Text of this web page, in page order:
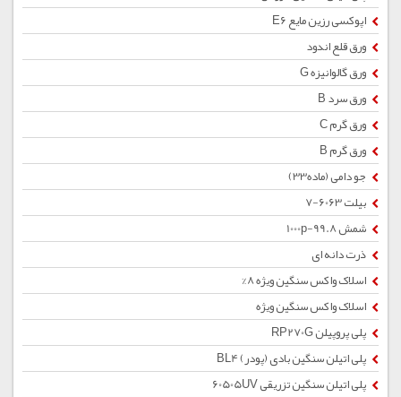
اپوکسی رزین مایع E6
ورق قلع اندود
ورق گالوانیزه G
ورق سرد B
ورق گرم C
ورق گرم B
جو دامی (ماده33)
بیلت 6063-7
شمش 1000p-99.8
ذرت دانه ای
اسلاک واکس سنگین ویژه 8%
اسلاک واکس سنگین ویژه
پلی پروپیلن RP270G
پلی اتیلن سنگین بادی (پودر) BL4
پلی اتیلن سنگین تزریقی 60505UV